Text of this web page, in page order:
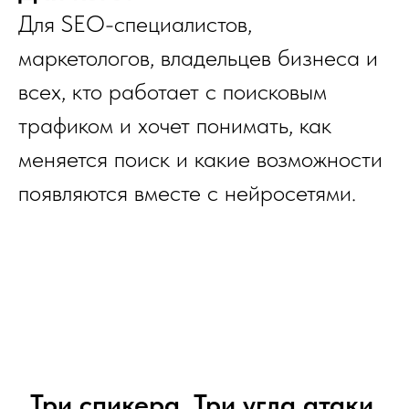
Для SEO-специалистов,
маркетологов, владельцев бизнеса и
всех, кто работает с поисковым
трафиком и хочет понимать, как
меняется поиск и какие возможности
появляются вместе с нейросетями.